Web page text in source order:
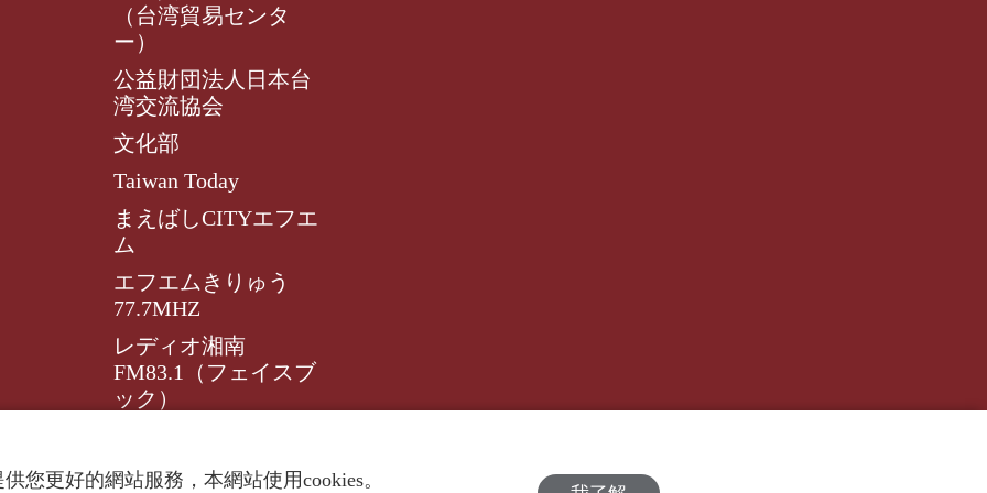
（台湾貿易センタ
ー）
公益財団法人日本台
湾交流協会
文化部
Taiwan Today
まえばしCITYエフエ
ム
エフエムきりゅう
77.7MHZ
レディオ湘南
FM83.1（フェイスブ
ック）
您更好的網站服務，本網站使用cookies。